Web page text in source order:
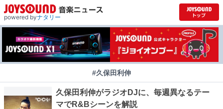
powered byナタリー
#久保田利伸
久保田利伸がラジオDJに、毎週異なるテー
マでR&Bシーンを解説